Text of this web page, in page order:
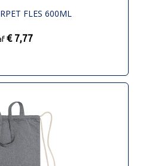
FLES 600ML
€ 7,77